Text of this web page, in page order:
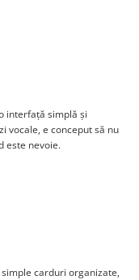
interfață simplă și
vocale, e conceput să nu
este nevoie.
carduri organizate,